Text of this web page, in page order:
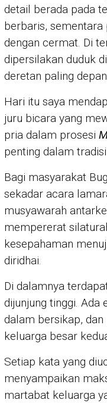
detail berada pada
berbaris,
dengan cermat. Di
dipersilakan duduk
deretan paling depan.
Hari itu saya
juru bicara yang
pria dalam prosesi
penting dalam
Bagi masyarakat
sekadar acara
musyawarah
mempererat
kesepahaman
diridhai.
Di dalamnya
dijunjung tinggi. Ada
dalam bersikap,
keluarga besar
Setiap kata yang
menyampaikan
martabat keluarga